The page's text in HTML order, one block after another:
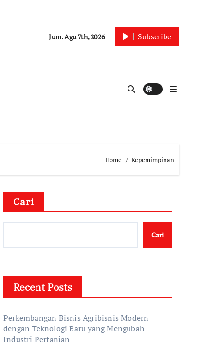
Jum. Agu 7th, 2026 Subscribe
Home Kepemimpinan
Cari
Cari
Recent Posts
Perkembangan Bisnis Agribisnis Modern
dengan Teknologi Baru yang Mengubah
Industri Pertanian